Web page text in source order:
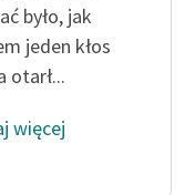
było, jak
jeden kłos
otarł...
więcej